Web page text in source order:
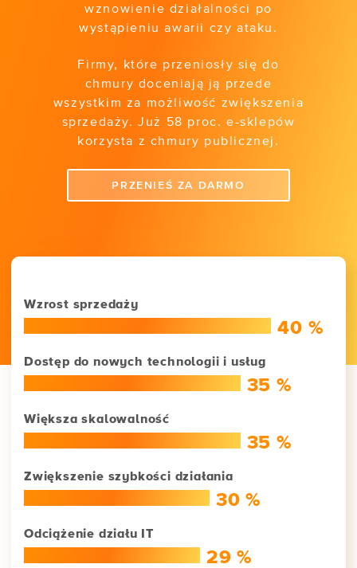
wznowienie działalności po
wystąpieniu awarii czy ataku.
Firmy, które przeniosły się do
chmury doceniają ją przede
wszystkim za możliwość zwiększenia
sprzedaży. Już 58 proc. e-sklepów
korzysta z chmury publicznej.
PRZENIEŚ ZA DARMO
Wzrost sprzedaży
40 %
Dostęp do nowych technologii i usług
35 %
Większa skalowalność
35 %
Zwiększenie szybkości działania
30 %
Odciążenie działu IT
29 %